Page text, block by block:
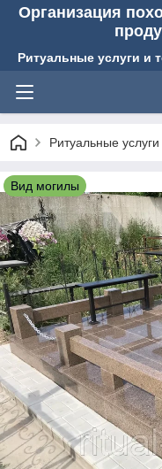
Организация
Ритуальные услуги и
Ритуальные
Вид могилы